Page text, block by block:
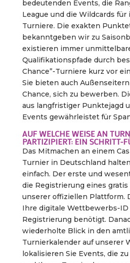
bedeutenden Events, die
League und die Wildcards
Turniere. Die exakten
bekanntgeben wir zu
existieren immer
Qualifikationspfade durch
Chance”-Turniere kurz vor
Sie bieten auch
Chance, sich zu bewerben.
aus langfristiger Punktejagd
Events gewährleistet für
AUF WELCHE WEISE AN
PARTIZIPIERT: EIN SCHRITT-
Das Mitmachen an einem
Turnier in Deutschland
einfach. Der erste und
die Registrierung eines
unserer offiziellen Plattform.
Ihre digitale Wettbewerbs-
Registrierung benötigt.
wiederholte Blick in den
Turnierkalender auf unserer
lokalisieren Sie Events, die